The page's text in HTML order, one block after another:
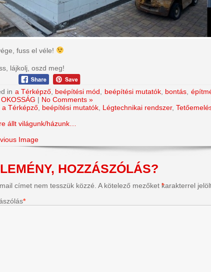
fuss el véle!
lájkolj, oszd meg!
in a Térképző, beépítési mód beépítési mutatók, bontás
| No Comments »
a Térképző beépítési mutatók Légtechnikai rendszer,
állt világunk/házunk…
Image
HOZZÁSZÓLÁS?
címet nem tesszük közzé. A kötelező mezőket *
karakterrel
*